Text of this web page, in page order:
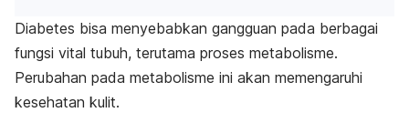
Diabetes bisa menyebabkan gangguan pada berbagai
fungsi vital tubuh, terutama proses metabolisme.
Perubahan pada metabolisme ini akan memengaruhi
kesehatan kulit.